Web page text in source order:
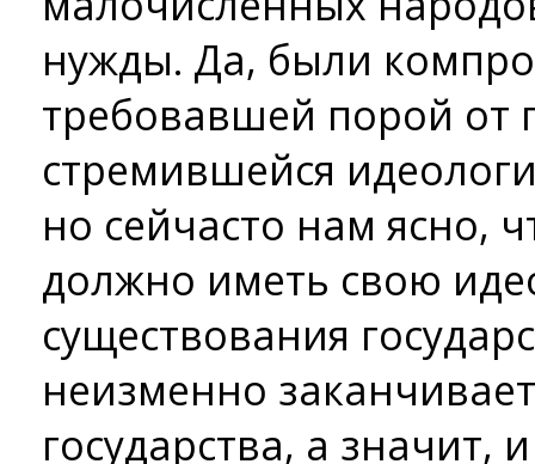
нужды. Да, были
требовавшей порой от
стремившейся
но сейчас­то нам ясно,
должно иметь свою
существования
неизменно
государства, а значит,